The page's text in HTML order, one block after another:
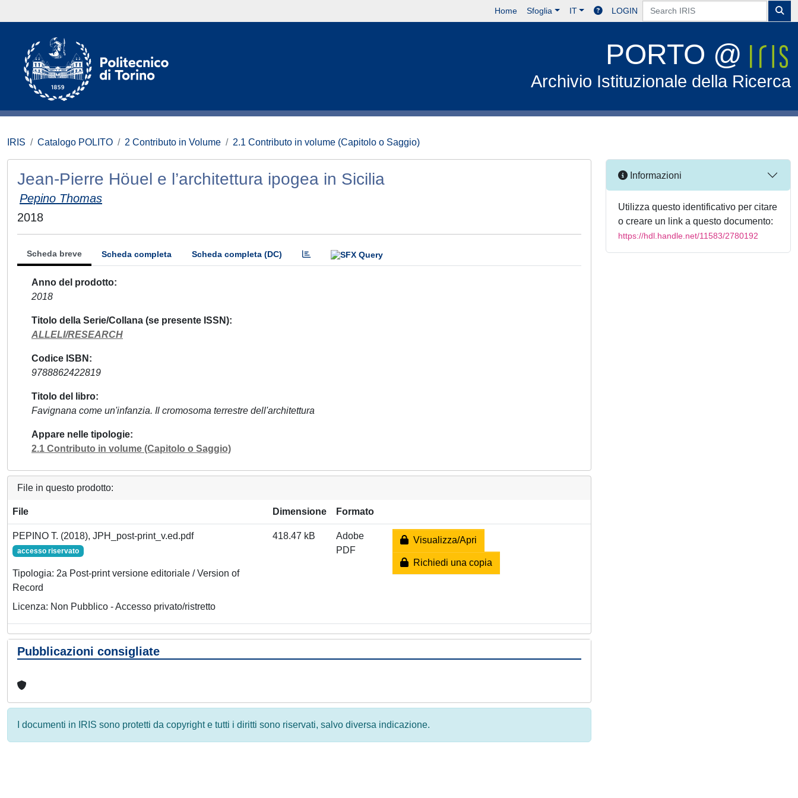
Home Sfoglia IT LOGIN
PORTO @
Archivio Istituzionale della Ricerca
IRIS Catalogo POLITO 2 Contributo in Volume 2.1 Contributo in volume (Capitolo o Saggio)
Jean-Pierre Höuel e l’architettura ipogea in Sicilia
Pepino Thomas
2018
Scheda breve Scheda completa Scheda completa (DC)
Anno del prodotto
2018
Titolo della Serie/Collana (se presente ISSN)
ALLELI/RESEARCH
Codice ISBN
9788862422819
Titolo del libro
Favignana come un'infanzia. Il cromosoma terrestre dell'architettura
Appare nelle tipologie
2.1 Contributo in volume (Capitolo o Saggio)
File in questo prodotto:
File Dimensione Formato
PEPINO T. (2018), JPH_post-print_v.ed.pdf
accesso riservato
Tipologia: 2a Post-print versione editoriale / Version of
Record
Licenza: Non Pubblico - Accesso privato/ristretto
418.47 kB
Adobe
PDF
Visualizza/Apri
Richiedi una copia
Pubblicazioni consigliate
I documenti in IRIS sono protetti da copyright e tutti i diritti sono riservati, salvo diversa indicazione.
Informazioni
Utilizza questo identificativo per citare
o creare un link a questo documento:
https://hdl.handle.net/11583/2780192